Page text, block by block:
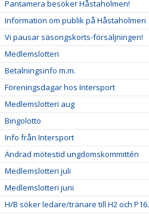
Pantamera besöker Håstaholmen!
Information om publik på Håstaholmen
Vi pausar säsongskorts-försäljningen!
Medlemslotteri
Betalningsinfo m.m.
Föreningsdagar hos Intersport
Medlemslotteri aug
Bingolotto
Info från Intersport
Ändrad mötestid ungdomskommittén
Medlemslotteri juli
Medlemslotteri juni
H/B söker ledare/tränare till H2 och P16.